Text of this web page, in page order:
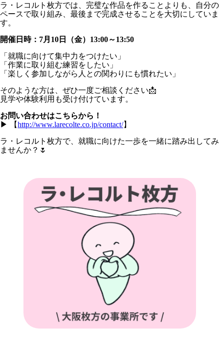
ラ・レコルト枚方では、完璧な作品を作ることよりも、自分の
ペースで取り組み、最後まで完成させることを大切にしていま
す。
開催日時：7月10日（金）13:00～13:50
「就職に向けて集中力をつけたい」
「作業に取り組む練習をしたい」
「楽しく参加しながら人との関わりにも慣れたい」
そのような方は、ぜひ一度ご相談ください📩
見学や体験利用も受け付けています。
お問い合わせはこちらから！
▶ 【http://www.larecolte.co.jp/contact/】
ラ・レコルト枚方で、就職に向けた一歩を一緒に踏み出してみ
ませんか？🌷